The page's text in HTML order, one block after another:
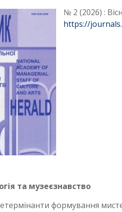
№ 2 (2026) :
https://
та музеєзнавство
формування